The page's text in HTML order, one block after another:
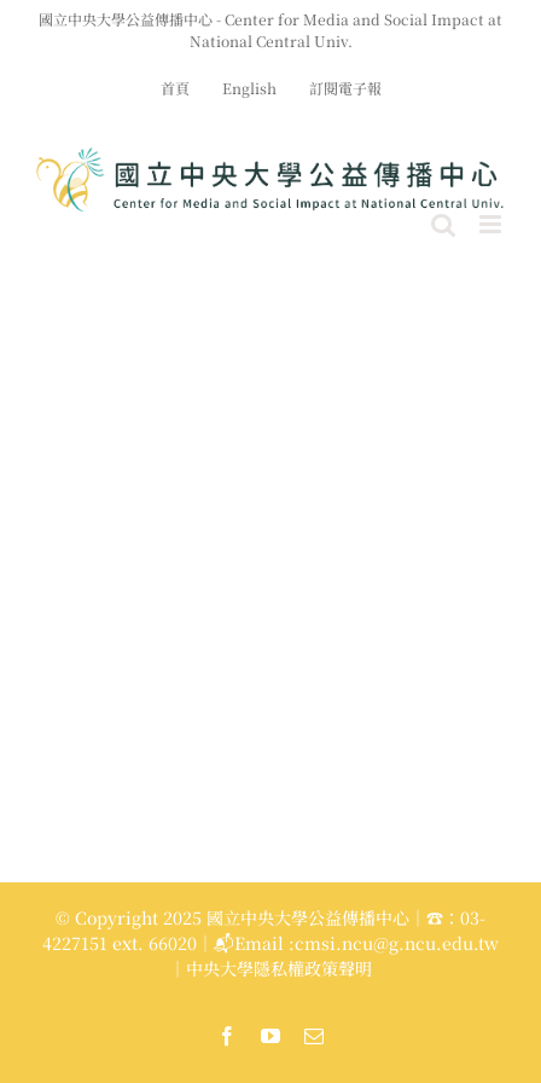
國立中央大學公益傳播中心 - Center for Media and Social Impact at
National Central Univ.
首頁 English 訂閱電子報
© Copyright 2025 國立中央大學公益傳播中心｜☎：03-
4227151 ext. 66020｜📬Email :cmsi.ncu@g.ncu.edu.tw
｜中央大學隱私權政策聲明
FacebookYouTubeEmail